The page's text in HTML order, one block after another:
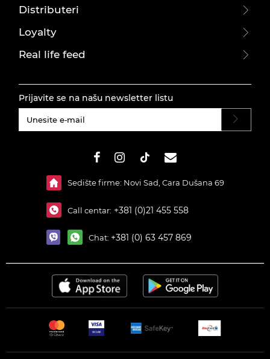
Distributeri
Loyalty
Real life feed
Prijavite se na našu newsletter listu
Sedište firme: Novi Sad, Cara Dušana 69
Call centar: +381 (0)21 455 558
Chat: +381 (0) 63 457 869